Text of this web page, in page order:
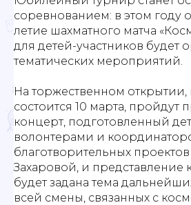
соревнованием: в этом году
летие шахматного матча
для детей-участников будет
тематических мероприятий.
На торжественном открытии,
состоится 10 марта, пройдут
концерт, подготовленный
волонтерами и
благотворительных
Захаровой, и представление
будет задана тема
всей смены, связанных с